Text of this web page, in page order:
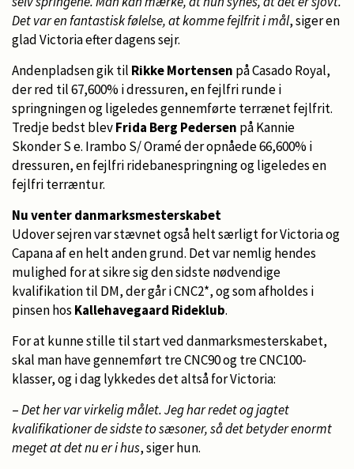
Det var en fantastisk følelse, at komme fejlfrit i mål, siger en
glad Victoria efter dagens sejr.
Andenpladsen gik til Rikke Mortensen på Casado Royal,
der red til 67,600% i dressuren, en fejlfri runde i
springningen og ligeledes gennemførte terrænet fejlfrit.
Tredje bedst blevFrida Berg Pedersen på Kannie
Skonder S e. Irambo S/ Oramé der opnåede 66,600% i
dressuren, en fejlfri ridebanespringning og ligeledes en
fejlfri terræntur.
Nu venter danmarksmesterskabet
Udover sejren var stævnet også helt særligt for Victoria og
Capana af en helt anden grund. Det var nemlig hendes
mulighed for at sikre sig den sidste nødvendige
kvalifikation til DM, der går i CNC2*, og som afholdes i
pinsen hos Kallehavegaard Rideklub.
For at kunne stille til start ved danmarksmesterskabet,
skal man have gennemført tre CNC90 og tre CNC100-
klasser, og i dag lykkedes det altså for Victoria:
–Det her var virkelig målet. Jeg har redet og jagtet
kvalifikationer de sidste to sæsoner, så det betyder enormt
meget at det nu er i hus, siger hun.